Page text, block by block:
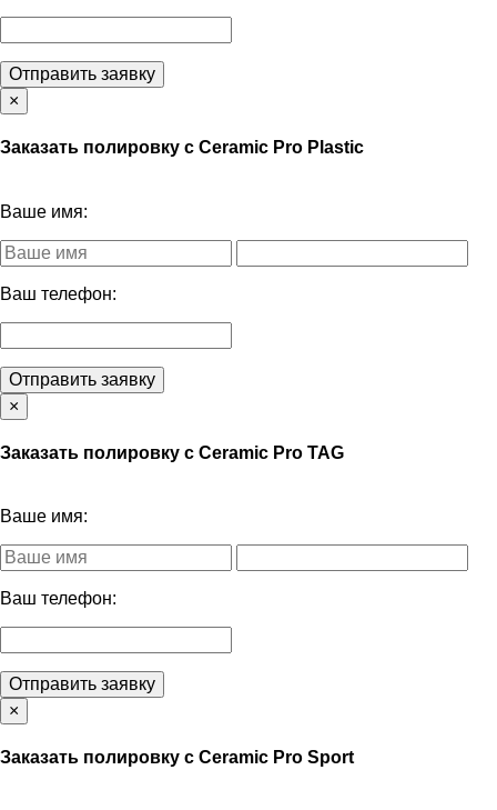
Отправить заявку
×
Заказать полировку с Ceramic Pro Plastic
Ваше имя:
Ваш телефон:
Отправить заявку
×
Заказать полировку с Ceramic Pro TAG
Ваше имя:
Ваш телефон:
Отправить заявку
×
Заказать полировку с Ceramic Pro Sport